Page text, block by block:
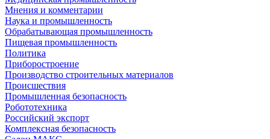
Мнения и комментарии
Наука и промышленность
Обрабатывающая промышленность
Пищевая промышленность
Политика
Приборостроение
Производство строительных материалов
Происшествия
Промышленная безопасность
Робототехника
Российский экспорт
Комплексная безопасность